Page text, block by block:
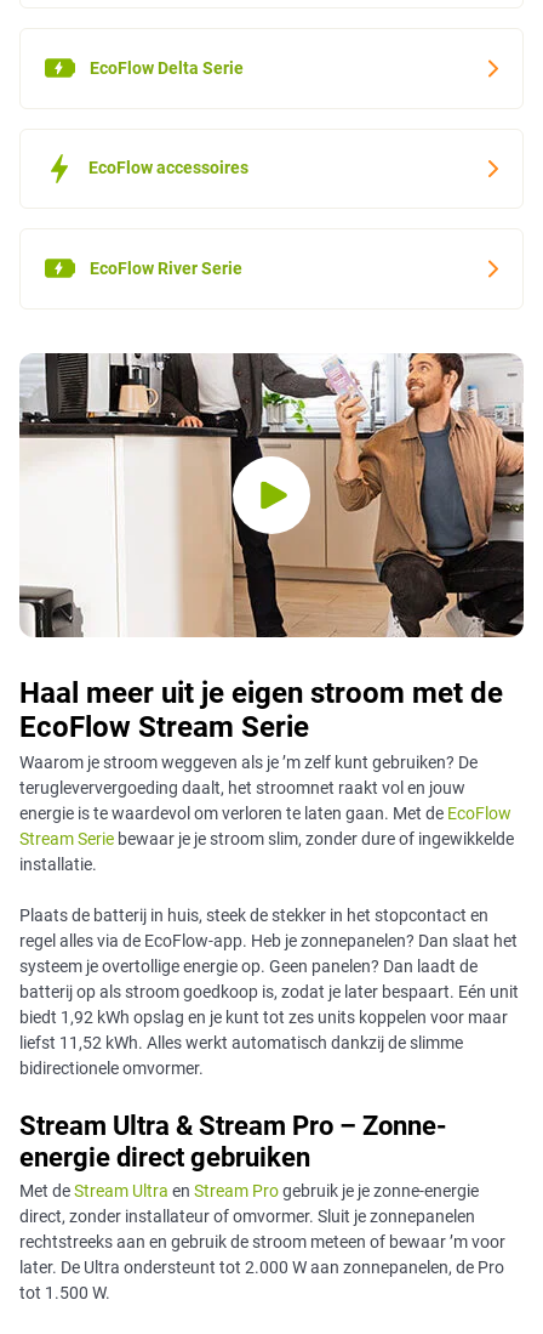
EcoFlow Delta Serie
EcoFlow accessoires
EcoFlow River Serie
Haal meer uit je eigen stroom met de
EcoFlow Stream Serie
Waarom je stroom weggeven als je ’m zelf kunt gebruiken? De
terugleververgoeding daalt, het stroomnet raakt vol en jouw
energie is te waardevol om verloren te laten gaan. Met de EcoFlow
Stream Serie bewaar je je stroom slim, zonder dure of ingewikkelde
installatie.
Plaats de batterij in huis, steek de stekker in het stopcontact en
regel alles via de EcoFlow-app. Heb je zonnepanelen? Dan slaat het
systeem je overtollige energie op. Geen panelen? Dan laadt de
batterij op als stroom goedkoop is, zodat je later bespaart. Eén unit
biedt 1,92 kWh opslag en je kunt tot zes units koppelen voor maar
liefst 11,52 kWh. Alles werkt automatisch dankzij de slimme
bidirectionele omvormer.
Stream Ultra & Stream Pro – Zonne-
energie direct gebruiken
Met deStream Ultra en Stream Progebruik je je zonne-energie
direct, zonder installateur of omvormer. Sluit je zonnepanelen
rechtstreeks aan en gebruik de stroom meteen of bewaar ’m voor
later. De Ultra ondersteunt tot 2.000 W aan zonnepanelen, de Pro
tot 1.500 W.